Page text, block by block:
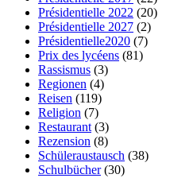
Présidentielle 2022 (20)
Présidentielle 2027 (2)
Présidentielle2020 (7)
Prix des lycéens (81)
Rassismus (3)
Regionen (4)
Reisen (119)
Religion (7)
Restaurant (3)
Rezension (8)
Schüleraustausch (38)
Schulbücher(30)